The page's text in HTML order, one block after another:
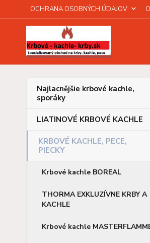
OCHRANA OSOBNÝCH ÚDAJOV
Najlacnějšie krbové kachle,
sporáky
LIATINOVÉ KRBOVÉ KACHLE
KRBOVÉ KACHLE, PECE,
PIECKY
Krbové kachle BOREAL
THORMA EXKLUZÍVNE KRBY A
KACHLE
Krbové kachle